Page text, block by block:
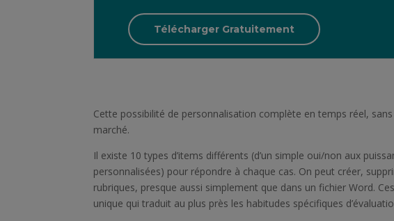
Télécharger Gratuitement
Cette possibilité de personnalisation complète en temps réel,
marché.
Il existe 10 types d’items différents (d’un simple oui/non aux
personnalisées) pour répondre à chaque cas. On peut créer,
rubriques, presque aussi simplement que dans un fichier Word.
unique qui traduit au plus près les habitudes spécifiques